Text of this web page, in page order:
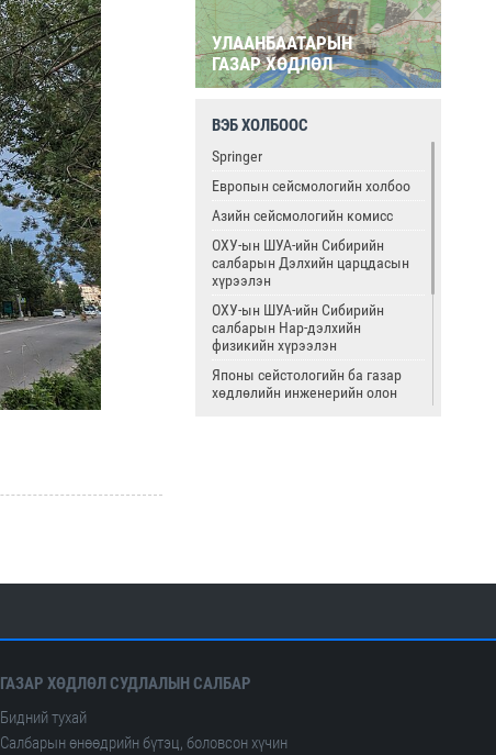
УЛААНБААТАРЫН
ГАЗАР ХӨДЛӨЛ
ВЭБ ХОЛБООС
Springer
Европын сейсмологийн холбоо
Азийн сейсмологийн комисс
ОХУ-ын ШУА-ийн Сибирийн
салбарын Дэлхийн царцдасын
хүрээлэн
ОХУ-ын ШУА-ийн Сибирийн
салбарын Нар-дэлхийн
физикийн хүрээлэн
Японы сейстологийн ба газар
хөдлөлийн инженерийн олон
дэлхийн физикийн холбоо
ГАЗАР ХӨДЛӨЛ СУДЛАЛЫН САЛБАР
Бидний тухай
Салбарын өнөөдрийн бүтэц, боловсон хүчин